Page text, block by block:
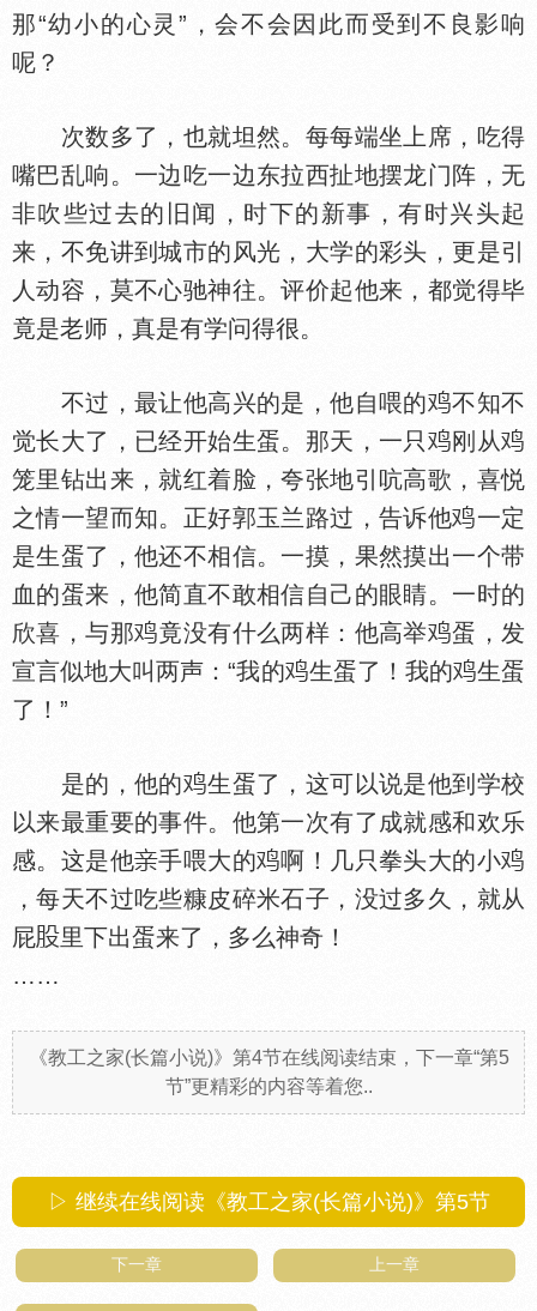
那“幼小的心灵”，会不会因此而受到不良影响
呢？
次数多了，也就坦然。每每端坐上席，吃得
嘴巴乱响。一边吃一边东拉西扯地摆龙门阵，无
非吹些过去的旧闻，时下的新事，有时兴头起
来，不免讲到城市的风光，大学的彩头，更是引
人动容，莫不心驰神往。评价起他来，都觉得毕
竟是老师，真是有学问得很。
不过，最让他高兴的是，他自喂的
不知不
觉长大了，已经开始生蛋。那天，一只
刚从
笼里钻出来，就红着脸，夸张地引吭高歌，喜悦
之情一望而知。正好郭玉兰路过，告诉他
一定
是生蛋了，他还不相信。一摸，果然摸出一个带
血的蛋来，他简直不敢相信自己的眼睛。一时的
欣喜，与那
竟没有什么两样：他高举
蛋，发
宣言似地大叫两声：“我的
生蛋了！我的
生蛋
了！”
是的，他的
生蛋了，这可以说是他到学校
以来最重要的事件。他第一次有了成就感和欢乐
感。这是他
手喂大的
啊！几只拳头大的小
，每天不过吃些糠皮碎米石子，没过多久，就从
屁
里下出蛋来了，多么神奇！
……
《教工之家(长篇小说)》第4节在线阅读结束，下一章“第5
节”更精彩的内容等着您..
▷ 继续在线阅读《教工之家(长篇小说)》第5节
下一章 上一章